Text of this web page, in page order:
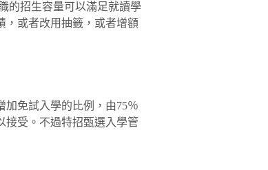
的招生容量可以滿足就讀學
，或者改用抽籤，或者增額
免試入學的比例，由75％
接受。不過特招甄選入學管